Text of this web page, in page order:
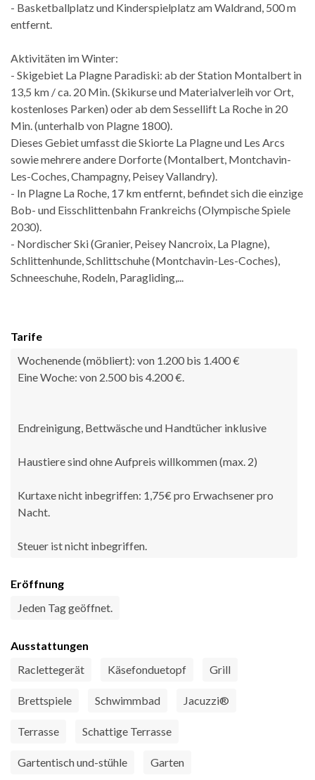
- Basketballplatz und Kinderspielplatz am Waldrand, 500 m
entfernt.
Aktivitäten im Winter:
- Skigebiet La Plagne Paradiski: ab der Station Montalbert in
13,5 km / ca. 20 Min. (Skikurse und Materialverleih vor Ort,
kostenloses Parken) oder ab dem Sessellift La Roche in 20
Min. (unterhalb von Plagne 1800).
Dieses Gebiet umfasst die Skiorte La Plagne und Les Arcs
sowie mehrere andere Dorforte (Montalbert, Montchavin-
Les-Coches, Champagny, Peisey Vallandry).
- In Plagne La Roche, 17 km entfernt, befindet sich die einzige
Bob- und Eisschlittenbahn Frankreichs (Olympische Spiele
2030).
- Nordischer Ski (Granier, Peisey Nancroix, La Plagne),
Schlittenhunde, Schlittschuhe (Montchavin-Les-Coches),
Schneeschuhe, Rodeln, Paragliding,...
Tarife
Wochenende (möbliert): von 1.200 bis 1.400 €
Eine Woche: von 2.500 bis 4.200 €.
Endreinigung, Bettwäsche und Handtücher inklusive
Haustiere sind ohne Aufpreis willkommen (max. 2)
Kurtaxe nicht inbegriffen: 1,75€ pro Erwachsener pro
Nacht.
Steuer ist nicht inbegriffen.
Eröffnung
Jeden Tag geöffnet.
Ausstattungen
Raclettegerät
Käsefonduetopf Grill
Brettspiele Schwimmbad Jacuzzi®
Terrasse Schattige Terrasse
Gartentisch und-stühle Garten